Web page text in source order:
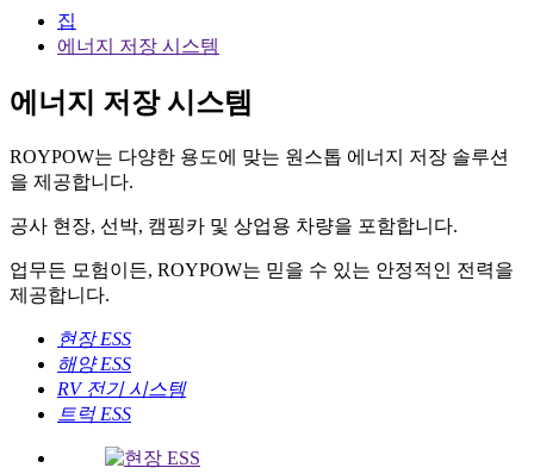
집
에너지 저장 시스템
에너지 저장 시스템
ROYPOW는 다양한 용도에 맞는 원스톱 에너지 저장 솔루션
을 제공합니다.
공사 현장, 선박, 캠핑카 및 상업용 차량을 포함합니다.
업무든 모험이든, ROYPOW는 믿을 수 있는 안정적인 전력을
제공합니다.
현장 ESS
해양 ESS
RV 전기 시스템
트럭 ESS